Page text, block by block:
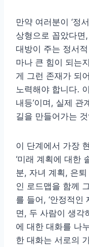
만약 여러분이 ‘정
상형으로 꼽았다
대방이 주는 정서
마나 큰 힘이 되는
게 그런 존재가 되
노력해야 합니다.
내등’이며, 실제 관
길을 만들어가는
이 단계에서 가장
‘미래 계획에 대한
분, 자녀 계획, 은
인 로드맵을 함께
를 들어, ‘안정적인
면, 두 사람이 생각
에 대한 대화를 나
한 대화는 서로의